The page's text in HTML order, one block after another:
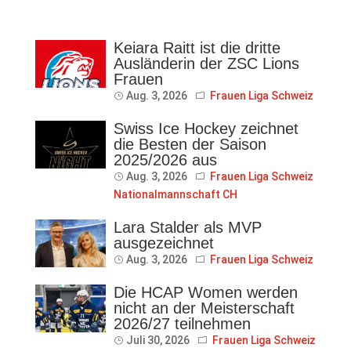
Keiara Raitt ist die dritte
Ausländerin der ZSC Lions
Frauen
Aug. 3, 2026 Frauen Liga Schweiz
Swiss Ice Hockey zeichnet
die Besten der Saison
2025/2026 aus
Aug. 3, 2026
Frauen Liga Schweiz
Nationalmannschaft CH
Lara Stalder als MVP
ausgezeichnet
Aug. 3, 2026 Frauen Liga Schweiz
Die HCAP Women werden
nicht an der Meisterschaft
2026/27 teilnehmen
Juli 30, 2026 Frauen Liga Schweiz